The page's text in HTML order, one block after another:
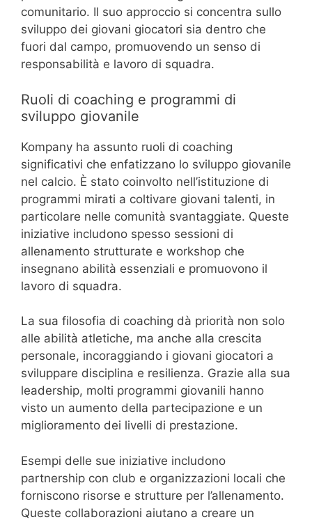
comunitario. Il suo approccio si concentra sullo
sviluppo dei giovani giocatori sia dentro che
fuori dal campo, promuovendo un senso di
responsabilità e lavoro di squadra.
Ruoli di coaching e programmi di
sviluppo giovanile
Kompany ha assunto ruoli di coaching
significativi che enfatizzano lo sviluppo giovanile
nel calcio. È stato coinvolto nell’istituzione di
programmi mirati a coltivare giovani talenti, in
particolare nelle comunità svantaggiate. Queste
iniziative includono spesso sessioni di
allenamento strutturate e workshop che
insegnano abilità essenziali e promuovono il
lavoro di squadra.
La sua filosofia di coaching dà priorità non solo
alle abilità atletiche, ma anche alla crescita
personale, incoraggiando i giovani giocatori a
sviluppare disciplina e resilienza. Grazie alla sua
leadership, molti programmi giovanili hanno
visto un aumento della partecipazione e un
miglioramento dei livelli di prestazione.
Esempi delle sue iniziative includono
partnership con club e organizzazioni locali che
forniscono risorse e strutture per l’allenamento.
Queste collaborazioni aiutano a creare un